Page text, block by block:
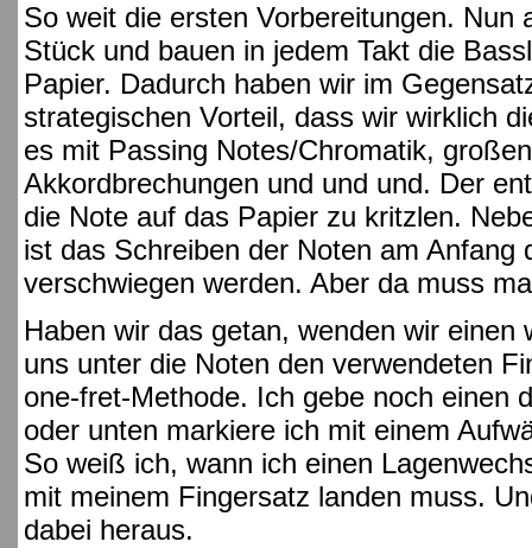
So weit die ersten Vorbereitungen. Nun
Stück und bauen in jedem Takt die
Papier. Dadurch haben wir im
strategischen Vorteil, dass wir wirklich
es mit Passing Notes/Chromatik,
Akkordbrechungen und und und. Der
die Note auf das Papier zu kritzlen.
ist das Schreiben der Noten am
verschwiegen werden. Aber da muss
Haben wir das getan, wenden wir
uns unter die Noten den verwendeten
one-fret-Methode. Ich gebe noch einen
oder unten markiere ich mit einem
So weiß ich, wann ich einen
mit meinem Fingersatz landen muss.
dabei heraus.